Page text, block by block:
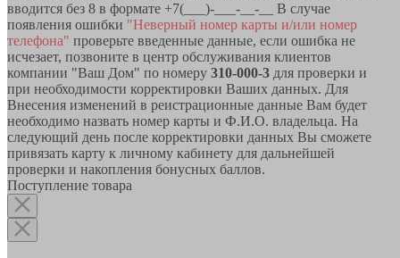
вводится без 8 в формате +7(___)-___-__-__ В случае
появления ошибки "Неверный номер карты и/или номер
телефона" проверьте введенные данные, если ошибка не
исчезает, позвоните в центр обслуживания клиентов
компании "Ваш Дом" по номеру 310-000-3 для проверки и
при необходимости корректировки Ваших данных. Для
Внесения изменений в реистрационные данные Вам будет
необходимо назвать номер карты и Ф.И.О. владельца. На
следующий день после корректировки данных Вы сможете
привязать карту к личному кабинету для дальнейшей
проверки и накопления бонусных баллов.
Поступление товара